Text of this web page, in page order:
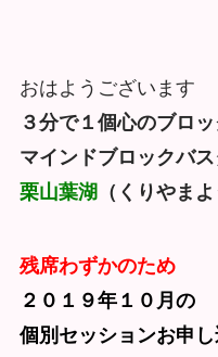
おはようございます
３分で１個心のブロ
マインドブロックバ
栗山葉湖 （くりやまよ
残席わずかのため
２０１９年１０月の
個別セッションお申